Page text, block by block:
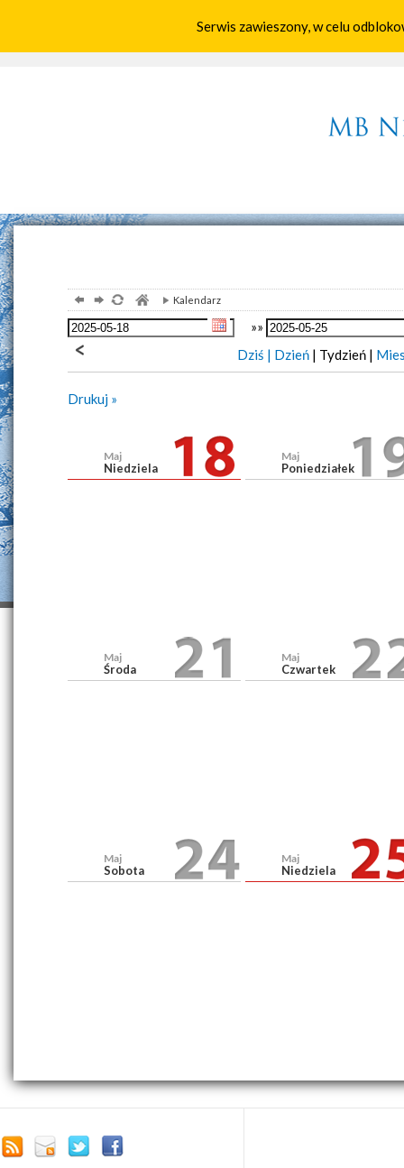
Aktualności
Kalendarz
»»
Dziś | Dzień| Tydzień |
Drukuj »
Maj
Niedziela
Maj
Poniedziałek
Maj
Środa
Maj
Czwartek
Maj
Sobota
Maj
Niedziela
Serwis zawieszony, w celu